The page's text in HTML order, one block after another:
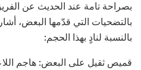
بصراحة تامة عند الحديث عن
بالتضحيات التي قدّمها البعض،
بالنسبة لنادٍ بهذا الحجم:
قميص ثقيل على البعض: هاجم